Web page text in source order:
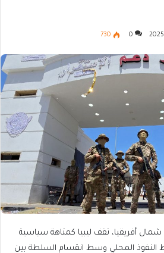
0
730
أفريقيا، تقف ليبيا كمتاهة سياسية
النفوذ المحلي وسط انقسام السلطة بين